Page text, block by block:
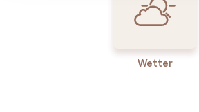
Wetter